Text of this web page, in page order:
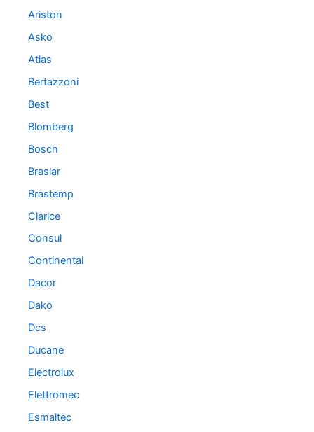
Ariston
Asko
Atlas
Bertazzoni
Best
Blomberg
Bosch
Braslar
Brastemp
Clarice
Consul
Continental
Dacor
Dako
Dcs
Ducane
Electrolux
Elettromec
Esmaltec